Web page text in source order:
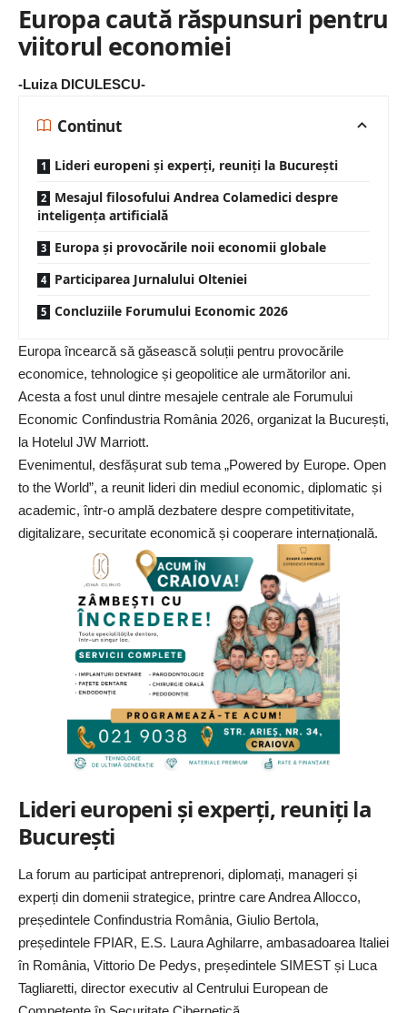
Europa caută răspunsuri pentru
viitorul economiei
-Luiza DICULESCU-
Continut
Lideri europeni și experți, reuniți la București
Mesajul filosofului Andrea Colamedici despre
inteligența artificială
Europa și provocările noii economii globale
Participarea Jurnalului Olteniei
Concluziile Forumului Economic 2026
Europa încearcă să găsească soluții pentru provocările
economice, tehnologice și geopolitice ale următorilor ani.
Acesta a fost unul dintre mesajele centrale ale Forumului
Economic Confindustria România 2026, organizat la București,
la Hotelul JW Marriott.
Evenimentul, desfășurat sub tema „Powered by Europe. Open
to the World”, a reunit lideri din mediul economic, diplomatic și
academic, într-o amplă dezbatere despre competitivitate,
digitalizare, securitate economică și cooperare internațională.
Lideri europeni și experți, reuniți la
București
La forum au participat antreprenori, diplomați, manageri și
experți din domenii strategice, printre care Andrea Allocco,
președintele Confindustria România, Giulio Bertola,
președintele FPIAR, E.S. Laura Aghilarre, ambasadoarea Italiei
în România, Vittorio De Pedys, președintele SIMEST și Luca
Tagliaretti, director executiv al Centrului European de